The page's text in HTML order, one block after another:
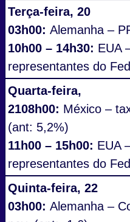
Terça-feira, 20
03h00: Alemanha –
10h00 – 14h30: EUA
representantes do
Quarta-feira,
2108h00: México –
(ant: 5,2%)
11h00 – 15h00: EUA
representantes do
Quinta-feira, 22
03h00: Alemanha –